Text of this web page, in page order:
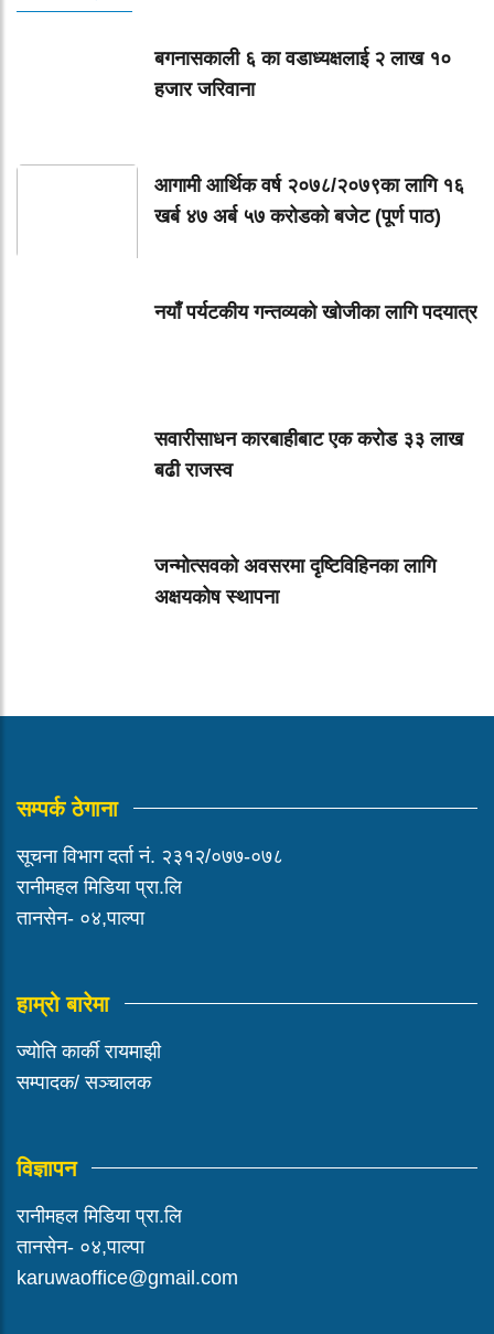
बगनासकाली ६ का वडाध्यक्षलाई २ लाख १०
हजार जरिवाना
आगामी आर्थिक वर्ष २०७८/२०७९का लागि १६
खर्ब ४७ अर्ब ५७ करोडको बजेट (पूर्ण पाठ)
नयाँ पर्यटकीय गन्तव्यको खोजीका लागि पदयात्र
सवारीसाधन कारबाहीबाट एक करोड ३३ लाख
बढी राजस्व
जन्मोत्सवको अवसरमा दृष्टिविहिनका लागि
अक्षयकोष स्थापना
सम्पर्क ठेगाना
सूचना विभाग दर्ता नं. २३१२/०७७-०७८
रानीमहल मिडिया प्रा.लि
तानसेन- ०४,पाल्पा
हाम्रो बारेमा
ज्योति कार्की रायमाझी
सम्पादक/ सञ्चालक
विज्ञापन
रानीमहल मिडिया प्रा.लि
तानसेन- ०४,पाल्पा
karuwaoffice@gmail.com